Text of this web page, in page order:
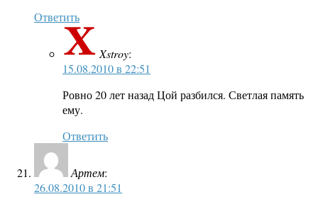
Ответить
Xstroy:
15.08.2010 в 22:51
Ровно 20 лет назад Цой разбился. Светлая память
ему.
Ответить
Артем:
26.08.2010 в 21:51